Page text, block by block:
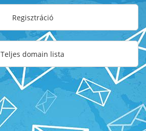
Regisztráció
Teljes domain lista